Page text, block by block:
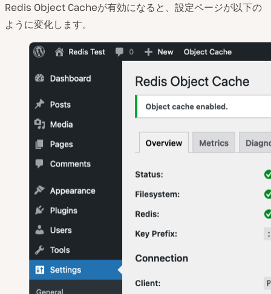
Redis Object Cacheが有効になると、設定ページが以下の
ように変化します。